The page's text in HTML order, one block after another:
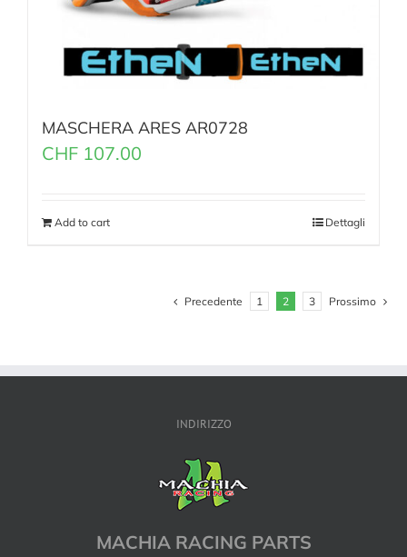
MASCHERA ARES AR0728
CHF 107.00
Add to cart Dettagli
Precedente 1 2 3 Prossimo
INDIRIZZO
MACHIA RACING PARTS